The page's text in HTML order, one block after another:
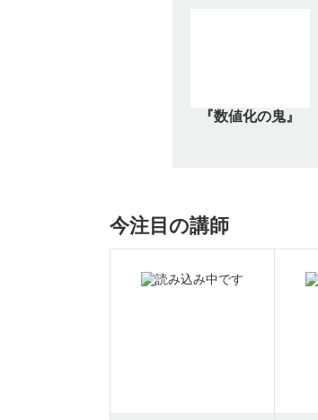
『数値化の鬼』
今注目の講師